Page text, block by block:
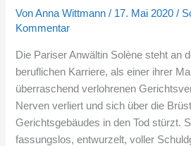
VonAnna Wittmann/ 17. Mai 2020/
Kommentar
Die Pariser Anwältin Solène steht an
beruflichen Karriere, als einer ihrer
überraschend verlohrenen
Nerven verliert und sich über die
Gerichtsgebäudes in den Tod stürzt.
fassungslos, entwurzelt, voller